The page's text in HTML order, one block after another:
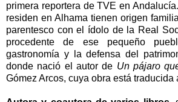
primera reportera de TVE en
residen en Alhama tienen origen
parentesco con el ídolo de la Real
procedente de ese pequeño
gastronomía y la defensa del
donde nació el autor de Un pájaro
Gómez Arcos, cuya obra está traducida